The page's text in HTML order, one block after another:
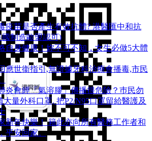
疫苗是否產生有效抗體? 港醫匯中和抗
制造歐盟認可)
自身健康！妳不可不知，女生必做5大體
應世衞指引,無證據牙科治療會播毒,市民
炎會經「氣溶膠」傳播很危險？巿民勿
大量外科口罩, 把P​2/N95口罩留給醫護及
新年快樂！ 籍此亦向所有醫務工作者和
平安回家。